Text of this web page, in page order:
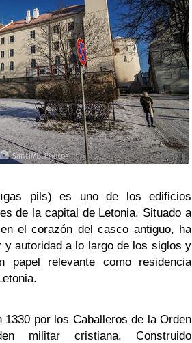
pils) es uno de los edificios
de la capital de Letonia. Situado a
el corazón del casco antiguo, ha
y autoridad a lo largo de los siglos y
papel relevante como residencia
1330 por los Caballeros de la Orden
militar cristiana. Construido